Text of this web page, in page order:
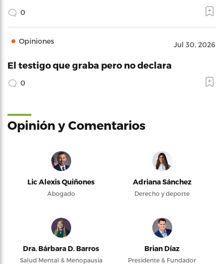
0
Opiniones Jul 30, 2026
El testigo que graba pero no declara
0
Opinión y Comentarios
Lic Alexis Quiñones
Abogado
Adriana Sánchez
Derecho y deporte
Dra. Bárbara D. Barros
Salud Mental & Menopausia
Brian Díaz
Presidente & Fundador